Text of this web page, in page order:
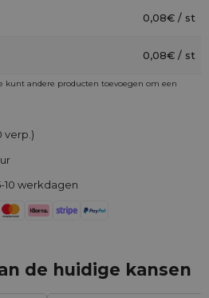
0,08€ / st
0,08€ / st
kunt andere producten toevoegen om een
verp.)
10 werkdagen
de huidige kansen